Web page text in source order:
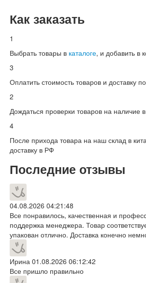
Как заказать
1
Выбрать товары в каталоге, и добавить в
3
Оплатить стоимость товаров и доставку
2
Дождаться проверки товаров на наличие
4
После прихода товара на наш склад в
доставку в РФ
Последние отзывы
04.08.2026 04:21:48
Все понравилось, качественная и
поддержка менеджера. Товар
упакован отлично. Доставка конечно
Ирина 01.08.2026 06:12:42
Все пришло правильно